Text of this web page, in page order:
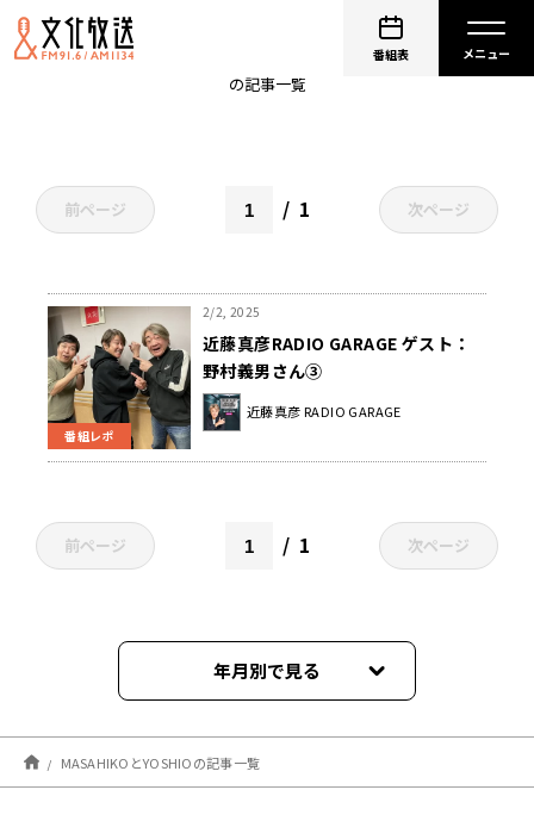
番組表
MASAHIKOとYOSHIO
の記事一覧
前ページ 1 次ページ
番組レポ
2/2, 2025
近藤真彦RADIO GARAGE ゲスト：
野村義男さん③
近藤真彦 RADIO GARAGE
前ページ 1 次ページ
年月別で見る
2025年02月
2025年01月
MASAHIKOとYOSHIOの記事一覧